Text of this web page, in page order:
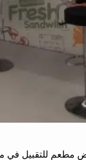
مطعم للتقبيل في